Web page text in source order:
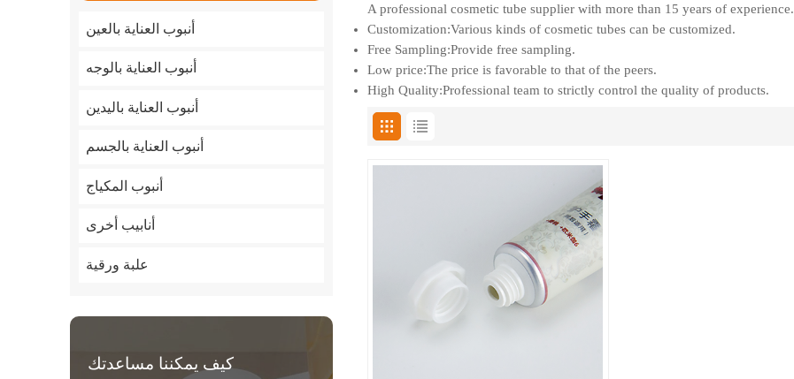
أنبوب العناية بالعين
أنبوب العناية بالوجه
أنبوب العناية باليدين
أنبوب العناية بالجسم
أنبوب المكياج
أنابيب أخرى
علبة ورقية
كيف يمكننا مساعدتك
A professional cosmetic tube supplier with more than 15 years of experience.
Customization:Various kinds of cosmetic tubes can be customized.
Free Sampling:Provide free sampling.
Low price:The price is favorable to that of the peers.
High Quality:Professional team to strictly control the quality of products.